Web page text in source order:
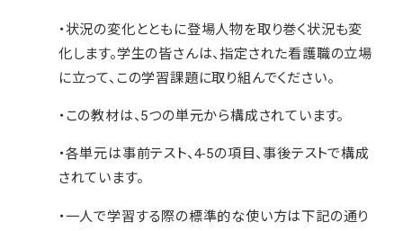
・状況の変化とともに登場人物を取り巻く状況も変
化します。学生の皆さんは、指定された看護職の立場
に立って、この学習課題に取り組んでください。
・この教材は、5つの単元から構成されています。
・各単元は事前テスト、4-5の項目、事後テストで構成
されています。
・一人で学習する際の標準的な使い方は下記の通り